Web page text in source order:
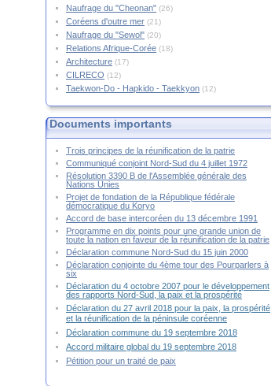
Naufrage du "Cheonan" (26)
Coréens d'outre mer (21)
Naufrage du "Sewol" (20)
Relations Afrique-Corée (18)
Architecture (17)
CILRECO (12)
Taekwon-Do - Hapkido - Taekkyon (12)
Documents importants
Trois principes de la réunification de la patrie
Communiqué conjoint Nord-Sud du 4 juillet 1972
Résolution 3390 B de l'Assemblée générale des
Nations Unies
Projet de fondation de la République fédérale
démocratique du Koryo
Accord de base intercoréen du 13 décembre 1991
Programme en dix points pour une grande union de
toute la nation en faveur de la réunification de la patrie
Déclaration commune Nord-Sud du 15 juin 2000
Déclaration conjointe du 4ème tour des Pourparlers à
six
Déclaration du 4 octobre 2007 pour le développement
des rapports Nord-Sud, la paix et la prospérité
Déclaration du 27 avril 2018 pour la paix, la prospérité
et la réunification de la péninsule coréenne
Déclaration commune du 19 septembre 2018
Accord militaire global du 19 septembre 2018
Pétition pour un traité de paix